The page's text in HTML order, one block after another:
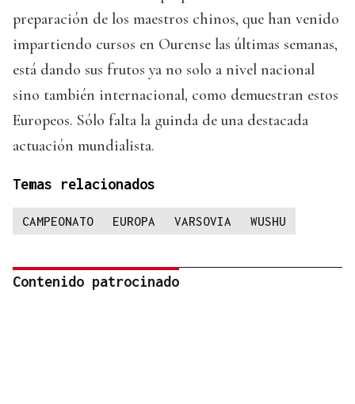
preparación de los maestros chinos, que han venido
impartiendo cursos en Ourense las últimas semanas,
está dando sus frutos ya no solo a nivel nacional
sino también internacional, como demuestran estos
Europeos. Sólo falta la guinda de una destacada
actuación mundialista.
Temas relacionados
CAMPEONATO EUROPA VARSOVIA WUSHU
Contenido patrocinado